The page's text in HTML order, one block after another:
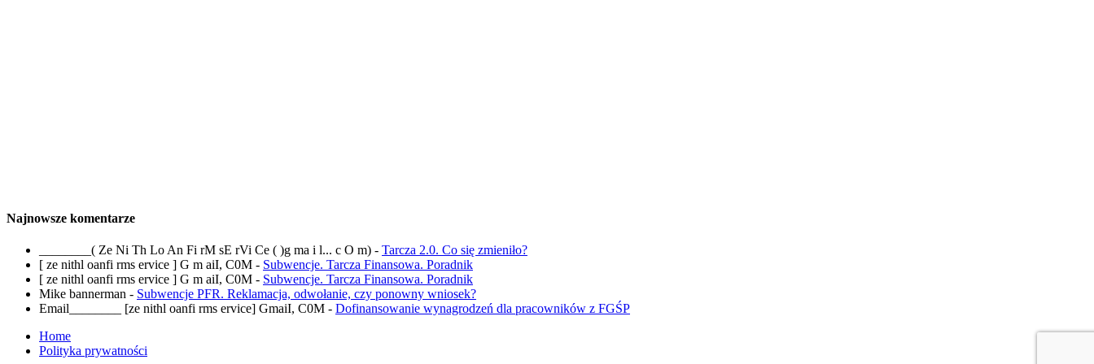
Najnowsze komentarze
________( Ze Ni Th Lo An Fi rM sE rVi Ce ( )g ma i l... c O m) - Tarcza 2.0. Co się zmieniło?
[ ze nithl oanfi rms ervice ] G m aiI, C0M - Subwencje. Tarcza Finansowa. Poradnik
[ ze nithl oanfi rms ervice ] G m aiI, C0M - Subwencje. Tarcza Finansowa. Poradnik
Mike bannerman - Subwencje PFR. Reklamacja, odwołanie, czy ponowny wniosek?
Email________ [ze nithl oanfi rms ervice] GmaiI, C0M - Dofinansowanie wynagrodzeń dla pracowników z FGŚP
Home
Polityka prywatności